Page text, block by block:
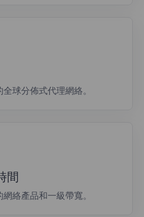
球分佈式代理網絡。
間
絡產品和一級帶寬。